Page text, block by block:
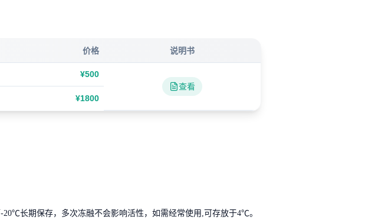
价格 说明书
¥500
查看
¥1800
-20℃长期保存，多次冻融不会影响活性，如需经常使用 , 可存放于4℃。